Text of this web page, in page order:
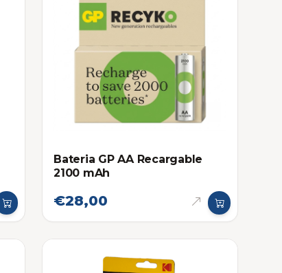
Bateria GP AA Recargable
2100 mAh
€28,00